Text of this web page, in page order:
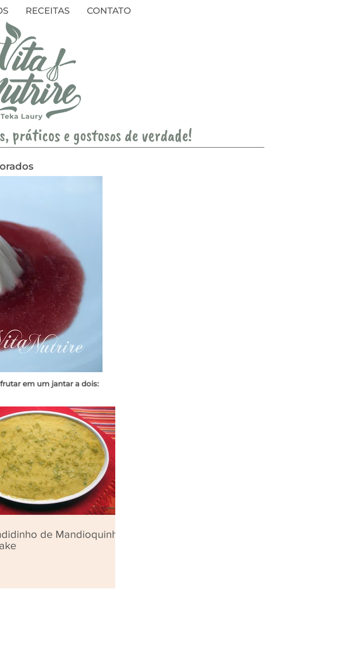
RECEITAS CONTATO
práticos e gostosos de verdade!
em um jantar a dois:
de Mandioquinha